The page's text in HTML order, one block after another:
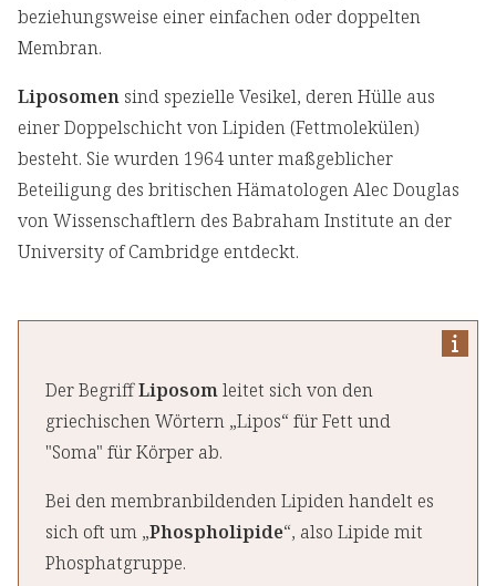
beziehungsweise einer einfachen oder doppelten
Membran.
Liposomen sind spezielle Vesikel, deren Hülle aus
einer Doppelschicht von Lipiden (Fettmolekülen)
besteht. Sie wurden 1964 unter maßgeblicher
Beteiligung des britischen Hämatologen Alec Douglas
von Wissenschaftlern des Babraham Institute an der
University of Cambridge entdeckt.
Der BegriffLiposomleitet sich von den
griechischen Wörtern „Lipos“ für Fett und
"Soma" für Körper ab.
Bei den membranbildenden Lipiden handelt es
sich oft um „Phospholipide“, also Lipide mit
Phosphatgruppe.